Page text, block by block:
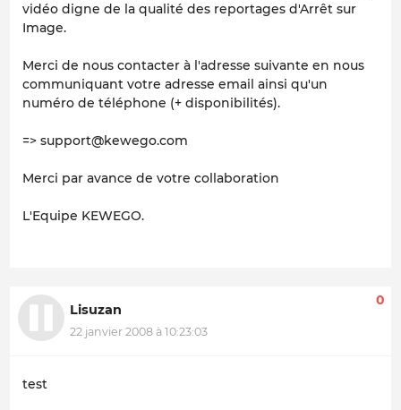
vidéo digne de la qualité des reportages d'Arrêt sur
Image.
Merci de nous contacter à l'adresse suivante en nous
communiquant votre adresse email ainsi qu'un
numéro de téléphone (+ disponibilités).
=> support@kewego.com
Merci par avance de votre collaboration
L'Equipe KEWEGO.
Lisuzan
22 janvier 2008 à 10:23:03
0
test